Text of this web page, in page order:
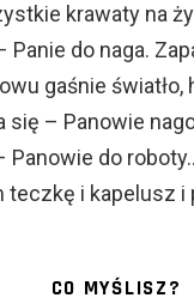
krawaty na
Panie do naga.
gaśnie światło,
się – Panowie
Panowie do
teczkę i kapelusz i
CO MYŚLISZ?